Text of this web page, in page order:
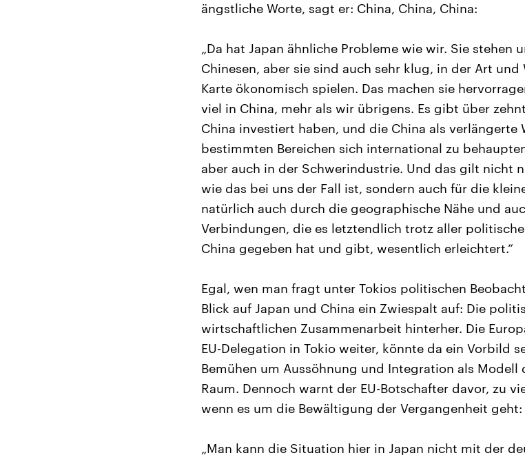
ängstliche Worte, sagt er: China, China, China:
„Da hat Japan ähnliche Probleme wie wir. Sie stehen
Chinesen, aber sie sind auch sehr klug, in der Art und
Karte ökonomisch spielen. Das machen sie
viel in China, mehr als wir übrigens. Es gibt über
China investiert haben, und die China als verlängerte
bestimmten Bereichen sich international zu
aber auch in der Schwerindustrie. Und das gilt nicht
wie das bei uns der Fall ist, sondern auch für die
natürlich auch durch die geographische Nähe und
Verbindungen, die es letztendlich trotz aller
China gegeben hat und gibt, wesentlich erleichtert.“
Egal, wen man fragt unter Tokios politischen
Blick auf Japan und China ein Zwiespalt auf: Die
wirtschaftlichen Zusammenarbeit hinterher. Die
EU-Delegation in Tokio weiter, könnte da ein Vorbild
Bemühen um Aussöhnung und Integration als Modell
Raum. Dennoch warnt der EU-Botschafter davor, zu
wenn es um die Bewältigung der Vergangenheit geht:
„Man kann die Situation hier in Japan nicht mit der